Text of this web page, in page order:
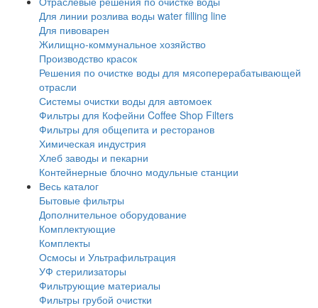
Для линии розлива воды water filling line
Для пивоварен
Жилищно-коммунальное хозяйство
Производство красок
Решения по очистке воды для мясоперерабатывающей
отрасли
Системы очистки воды для автомоек
Фильтры для Кофейни Coffee Shop Filters
Фильтры для общепита и ресторанов
Химическая индустрия
Хлеб заводы и пекарни
Контейнерные блочно модульные станции
Весь каталог
Бытовые фильтры
Дополнительное оборудование
Комплектующие
Комплекты
Осмосы и Ультрафильтрация
УФ стерилизаторы
Фильтрующие материалы
Фильтры грубой очистки